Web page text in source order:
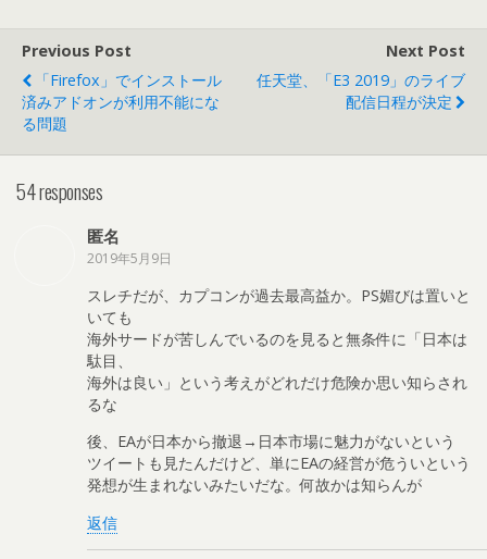
Previous Post
「Firefox」でインストール
済みアドオンが利用不能にな
る問題
Next Post
任天堂、「E3 2019」のライブ
配信日程が決定
54 responses
匿名
2019年5月9日
スレチだが、カプコンが過去最高益か。PS媚びは置いと
いても
海外サードが苦しんでいるのを見ると無条件に「日本は
駄目、
海外は良い」という考えがどれだけ危険か思い知らされ
るな
後、EAが日本から撤退→日本市場に魅力がないという
ツイートも見たんだけど、単にEAの経営が危ういという
発想が生まれないみたいだな。何故かは知らんが
返信